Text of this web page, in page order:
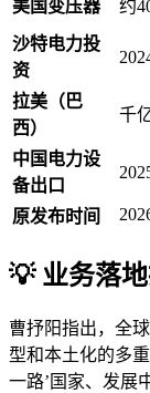
美国变压器 约
沙特电力投
资
拉美（巴
西）
千
中国电力设
备出口
原发布时间
💡 业务落
曹抒阳指出，全
型和本土化的多
一路’国家、发展